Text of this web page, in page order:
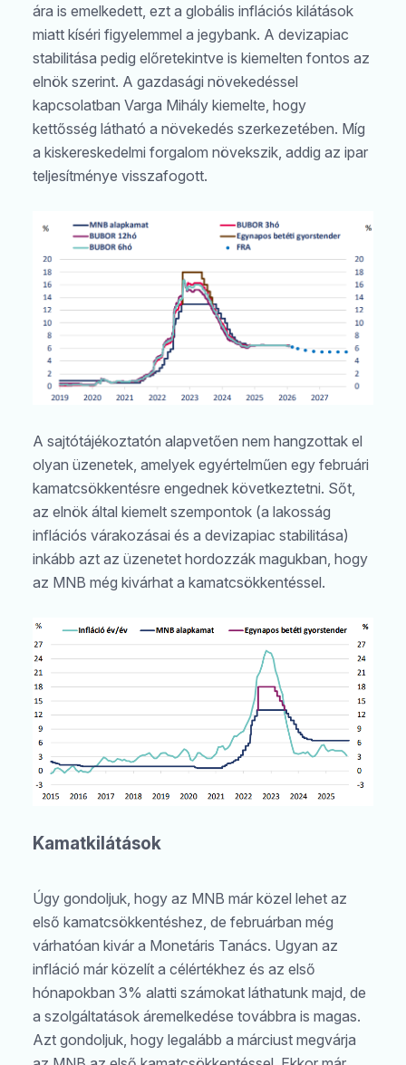
ára is emelkedett, ezt a globális inflációs kilátások
miatt kíséri figyelemmel a jegybank. A devizapiac
stabilitása pedig előretekintve is kiemelten fontos az
elnök szerint. A gazdasági növekedéssel
kapcsolatban Varga Mihály kiemelte, hogy
kettősség látható a növekedés szerkezetében. Míg
a kiskereskedelmi forgalom növekszik, addig az ipar
teljesítménye visszafogott.
A sajtótájékoztatón alapvetően nem hangzottak el
olyan üzenetek, amelyek egyértelműen egy februári
kamatcsökkentésre engednek következtetni. Sőt,
az elnök által kiemelt szempontok (a lakosság
inflációs várakozásai és a devizapiac stabilitása)
inkább azt az üzenetet hordozzák magukban, hogy
az MNB még kivárhat a kamatcsökkentéssel.
Kamatkilátások
Úgy gondoljuk, hogy az MNB már közel lehet az
első kamatcsökkentéshez, de februárban még
várhatóan kivár a Monetáris Tanács. Ugyan az
infláció már közelít a célértékhez és az első
hónapokban 3% alatti számokat láthatunk majd, de
a szolgáltatások áremelkedése továbbra is magas.
Azt gondoljuk, hogy legalább a márciust megvárja
Keresés